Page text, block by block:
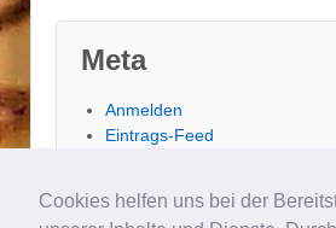
Cookies helfen uns bei der
Meta
Anmelden
Eintrags-Feed